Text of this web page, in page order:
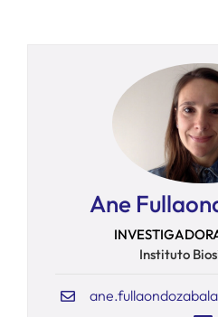
Ane
Instituto